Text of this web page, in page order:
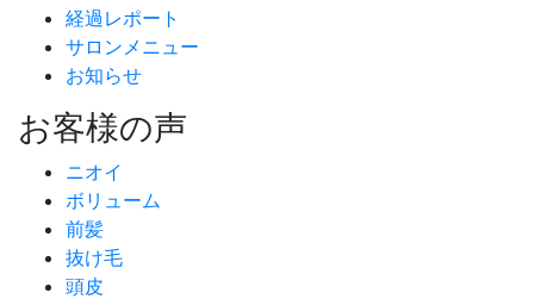
経過レポート
サロンメニュー
お知らせ
お客様の声
ニオイ
ボリューム
前髪
抜け毛
頭皮